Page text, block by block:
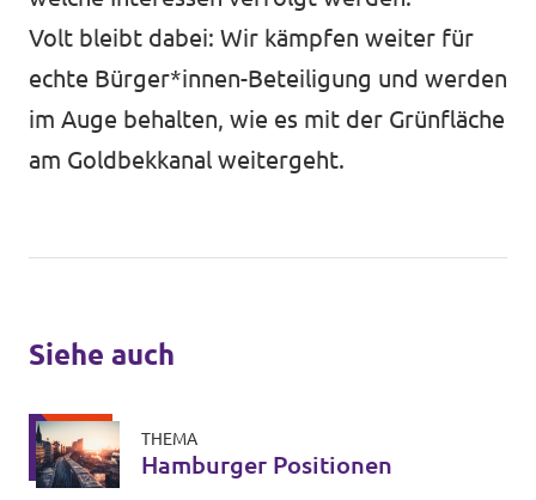
Volt bleibt dabei: Wir kämpfen weiter für
echte Bürger*innen-Beteiligung und werden
im Auge behalten, wie es mit der Grünfläche
am Goldbekkanal weitergeht.
Siehe auch
THEMA
Hamburger Positionen